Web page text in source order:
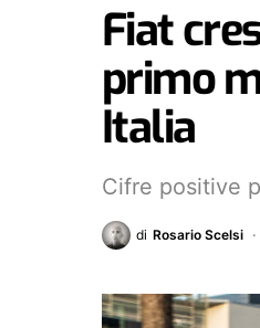
Fiat
primo
Italia
Cifre positive
di Rosario Scelsi